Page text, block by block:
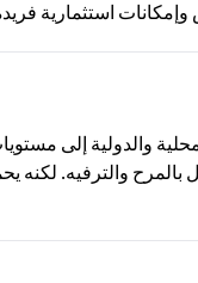
استثمارية فريدة
والدولية إلى
والترفيه. لكنه